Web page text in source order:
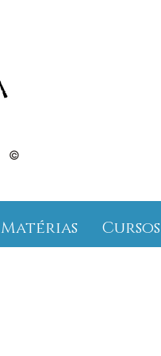
©
Matérias Cursos